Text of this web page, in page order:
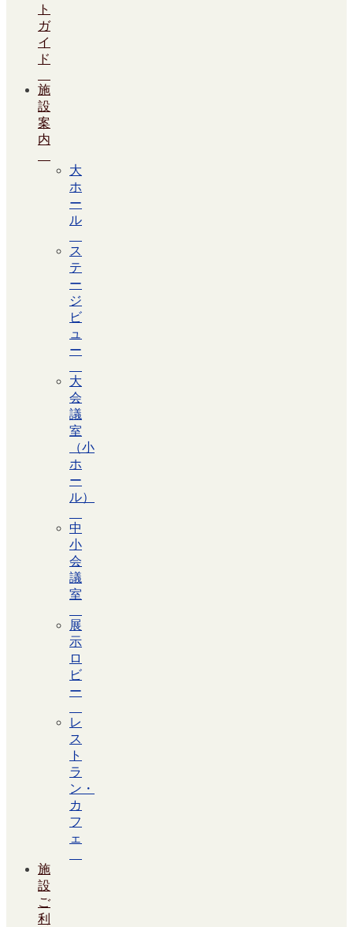
ト
ガ
イ
ド
施
設
案
内
大
ホ
ー
ル
ス
テ
ー
ジ
ビ
ュ
ー
大
会
議
室
（小
ホ
ー
ル）
中
小
会
議
室
展
示
ロ
ビ
ー
レ
ス
ト
ラ
ン・
カ
フ
ェ
施
設
ご
利